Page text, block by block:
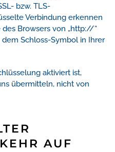
bzw. TLS-
Verbindung erkennen
des Browsers von „http://“
Schloss-Symbol in Ihrer
aktiviert ist,
übermitteln, nicht von
AUF